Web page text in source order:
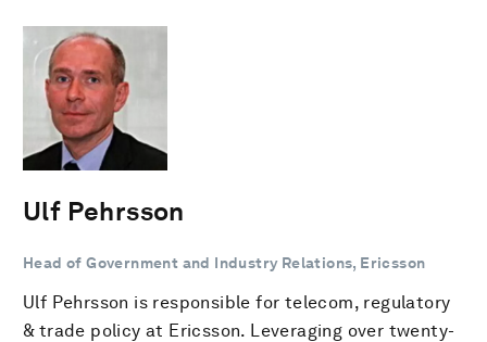
Ulf Pehrsson
Head of Government and Industry Relations, Ericsson
Ulf Pehrsson is responsible for telecom, regulatory
& trade policy at Ericsson. Leveraging over twenty-